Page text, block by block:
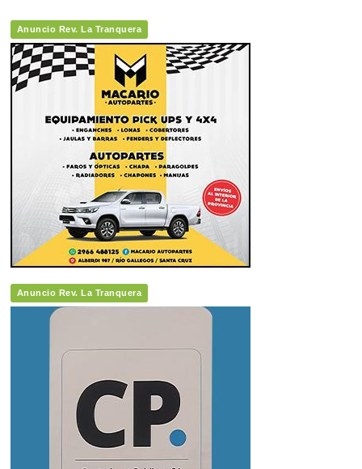
Anuncio Rev. La Tranquera
Anuncio Rev. La Tranquera